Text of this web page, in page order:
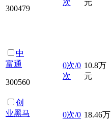
300479
次
元
中
富通
300560
0次/0
次
10.8万
元
创
业黑马
0次/0 18.46万